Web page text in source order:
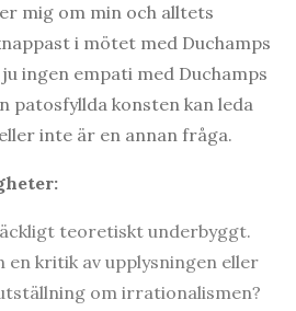
mig om min och alltets
i mötet med Duchamps
ingen empati med Duchamps
patosfyllda konsten kan leda
inte är en annan fråga.
teoretiskt underbyggt.
en kritik av upplysningen eller
om irrationalismen?